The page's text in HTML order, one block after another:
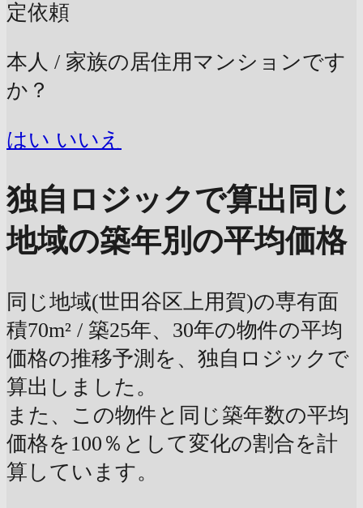
定依頼
本人 / 家族の居住用マンションです
か？
はい いいえ
独自ロジックで算出 同じ
地域の築年別の平均価格
同じ地域(世田谷区上用賀)の専有面
積70m² / 築25年、30年の物件の平均
価格の推移予測を、独自ロジックで
算出しました。
また、この物件と同じ築年数の平均
価格を100％として変化の割合を計
算しています。